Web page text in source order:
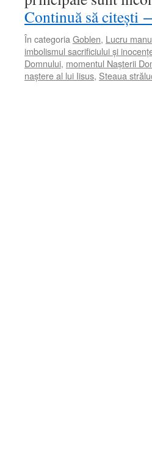
Continuă să citești
În categoria Goblen, Lucru
imbolismul sacrificiului și
Domnului, momentul Nașterii
naștere al lui Iisus, Steaua